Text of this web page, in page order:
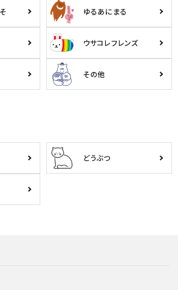
ゆるあにまる
ウサコレフレンズ
その他
どうぶつ